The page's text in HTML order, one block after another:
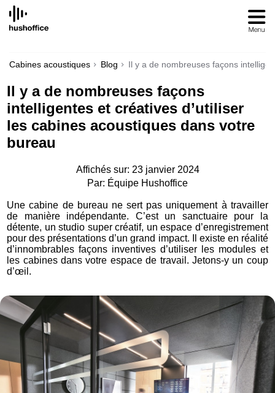
SKIP
CONTENT
Cabines acoustiques Blog Il y a de nombreuses façons
Il y a de nombreuses façons
intelligentes et créatives d’utiliser
les cabines acoustiques dans votre
bureau
Affichés sur: 23 janvier 2024
Par: Équipe Hushoffice
Une cabine de bureau ne sert pas uniquement à travailler
de manière indépendante. C’est un sanctuaire pour la
détente, un studio super créatif, un espace d’enregistrement
pour des présentations d’un grand impact. Il existe en réalité
d’innombrables façons inventives d’utiliser les modules et
les cabines dans votre espace de travail. Jetons-y un coup
d’œil.